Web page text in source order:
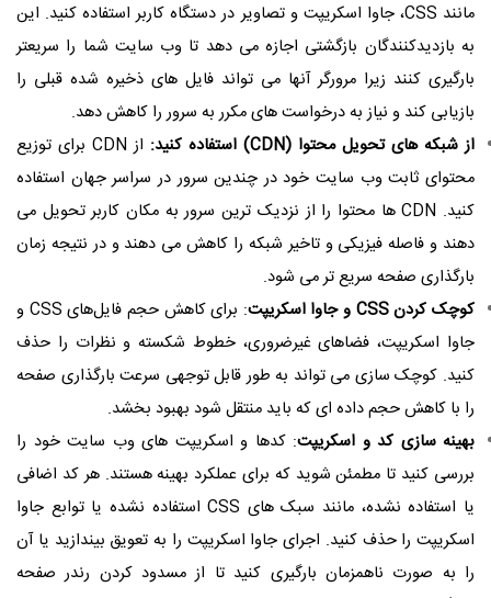
مانند CSS، جاوا اسکریپت و تصاویر در دستگاه کاربر استفاده کنید. این
به بازدیدکنندگان بازگشتی اجازه می دهد تا وب سایت شما را سریعتر
بارگیری کنند زیرا مرورگر آنها می تواند فایل های ذخیره شده قبلی را
بازیابی کند و نیاز به درخواست های مکرر به سرور را کاهش دهد.
از شبکه های تحویل محتوا (CDN) استفاده کنید:
از CDN برای توزیع
محتوای ثابت وب سایت خود در چندین سرور در سراسر جهان استفاده
کنید. CDN ها محتوا را از نزدیک ترین سرور به مکان کاربر تحویل می
دهند و فاصله فیزیکی و تاخیر شبکه را کاهش می دهند و در نتیجه زمان
بارگذاری صفحه سریع تر می شود.
کوچک کردن CSS و جاوا اسکریپت
: برای کاهش حجم فایل‌های CSS و
جاوا اسکریپت، فضاهای غیرضروری، خطوط شکسته و نظرات را حذف
کنید. کوچک سازی می تواند به طور قابل توجهی سرعت بارگذاری صفحه
را با کاهش حجم داده ای که باید منتقل شود بهبود بخشد.
بهینه سازی کد و اسکریپت: کدها و اسکریپت های وب سایت خود را
بررسی کنید تا مطمئن شوید که برای عملکرد بهینه هستند. هر کد اضافی
یا استفاده نشده، مانند سبک های CSS استفاده نشده یا توابع جاوا
اسکریپت را حذف کنید. اجرای جاوا اسکریپت را به تعویق بیندازید یا آن
را به صورت ناهمزمان بارگیری کنید تا از مسدود کردن رندر صفحه